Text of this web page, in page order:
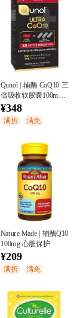
Qunol | 辅酶 CoQ10 三
倍吸收软胶囊100mg
60粒
¥348
满折 满免
Nature Made | 辅酶Q10
100mg 心脏保护
¥209
满折 满免